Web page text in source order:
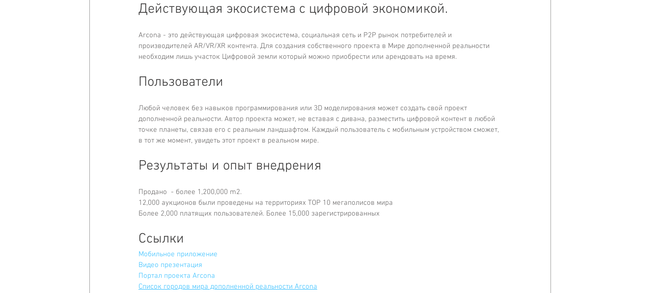
Действующая экосистема с цифровой экономикой.
Arcona - это действующая цифровая экосистема, социальная сеть и P2P рынок потребителей и
производителей AR/VR/XR контента. Для создания собственного проекта в Мире дополненной реальности
необходим лишь участок Цифровой земли который можно приобрести или арендовать на время.
Пользователи
Любой человек без навыков программирования или 3D моделирования может создать свой проект
дополненной реальности. Автор проекта может, не вставая с дивана, разместить цифровой контент в любой
точке планеты, связав его с реальным ландшафтом. Каждый пользователь с мобильным устройством сможет,
в тот же момент, увидеть этот проект в реальном мире.
Результаты и опыт внедрения
Продано  - более 1,200,000 m2.
12,000 аукционов были проведены на территориях TOP 10 мегаполисов мира
Более 2,000 платящих пользователей. Более 15,000 зарегистрированных
Ссылки
Мобильное приложение
Видео презентация
Портал проекта Arcona
Список городов мира дополненной реальности Arcona